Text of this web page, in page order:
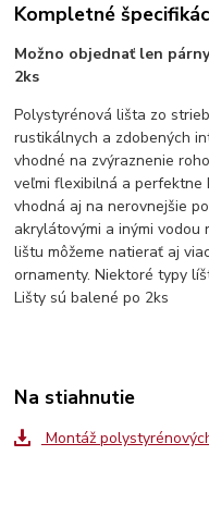
Kompletné
Možno objednať len
2ks
Polystyrénová lišta zo
rustikálnych a zdobených
vhodné na zvýraznenie
veľmi flexibilná a perfektne
vhodná aj na nerovnejšie
akrylátovými a inými vodou
lištu môžeme natierať aj
ornamenty. Niektoré typy
Lišty sú balené po 2ks
Na stiahnutie
Montáž